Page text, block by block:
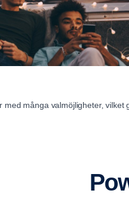
många valmöjligheter, vilket